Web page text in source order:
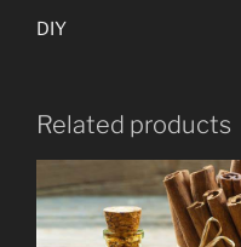
DIY
Related products